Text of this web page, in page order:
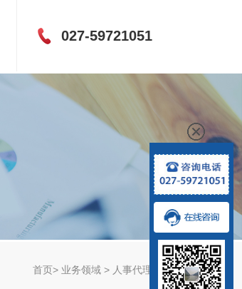
027-59721051
首页> 业务领域 > 人事代理